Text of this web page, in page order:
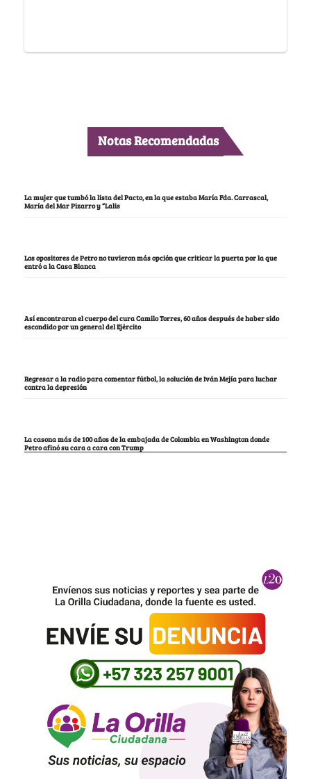
Notas Recomendadas
La mujer que tumbó la lista del Pacto, en la que estaba María Fda. Carrascal,
María del Mar Pizarro y “Lalis
Los opositores de Petro no tuvieron más opción que criticar la puerta por la que
entró a la Casa Blanca
Así encontraron el cuerpo del cura Camilo Torres, 60 años después de haber sido
escondido por un general del Ejército
Regresar a la radio para comentar fútbol, la solución de Iván Mejía para luchar
contra la depresión
La casona más de 100 años de la embajada de Colombia en Washington donde
Petro afinó su cara a cara con Trump